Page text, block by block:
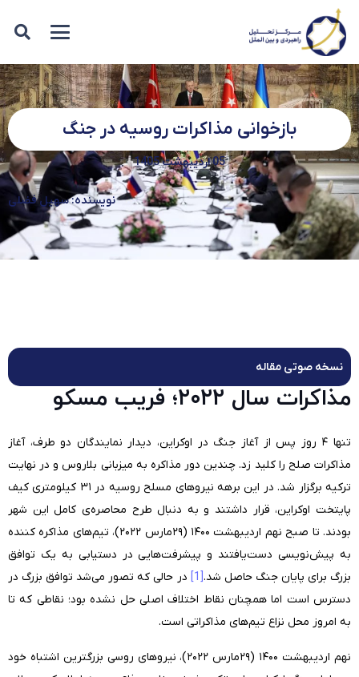
بازخوانی مذاکرات روسیه در جنگ
05 اردیبهشت 1405
نویسنده: سهیل فضلی
نسخه صوتی مقاله
مذاکرات سال ۲۰۲۲؛ فریب مسکو
تنها ۴ روز پس از آغاز جنگ در اوکراین، دیدار نمایندگان دو طرف، آغاز
مذاکرات صلح را کلید زد. چندین دور مذاکره به میزبانی بلاروس و در نهایت
ترکیه برگزار شد. در این برهه نیروهای مسلح روسیه در ۳۱ کیلومتری کیف
پایتخت اوکراین، قرار داشتند و به دنبال طرح محاصره‌ی کامل این شهر
بودند. تا صبح نهم اردیبهشت ۱۴۰۰ (۲۹مارس ۲۰۲۲)، تیم‌های مذاکره کننده
به پیش‌نویسی دست‌یافتند و پیشرفت‌هایی در دستیابی به یک توافق
بزرگ برای پایان جنگ حاصل شد.[1]
در حالی که تصور می‌شد توافق بزرگ در
دسترس است اما همچنان نقاط اختلاف اصلی حل نشده بود؛ نقاطی که تا
به امروز محل نزاع تیم‌های مذاکراتی است.
نهم اردیبهشت ۱۴۰۰ (۲۹مارس ۲۰۲۲)، نیروهای روسی بزرگترین اشتباه خود